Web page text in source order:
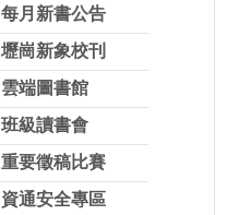
每月新書公告
壢崗新象校刊
雲端圖書館
班級讀書會
重要徵稿比賽
資通安全專區